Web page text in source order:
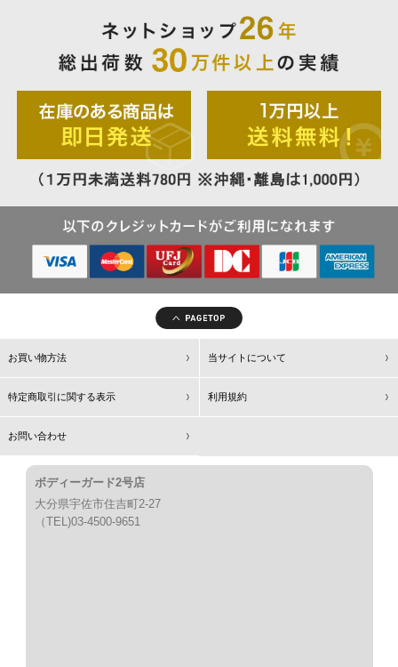
お買い物方法 当サイトについて
特定商取引に関する表示 利用規約
お問い合わせ
ボディーガード2号店
大分県宇佐市住吉町2-27
（TEL)03-4500-9651